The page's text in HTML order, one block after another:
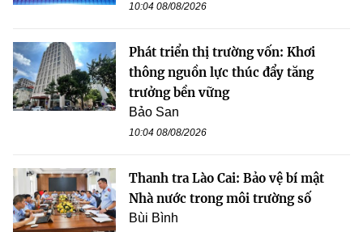
10:04 08/08/2026
Phát triển thị trường vốn: Khơi
thông nguồn lực thúc đẩy tăng
trưởng bền vững
Bảo San
10:04 08/08/2026
Thanh tra Lào Cai: Bảo vệ bí mật
Nhà nước trong môi trường số
Bùi Bình